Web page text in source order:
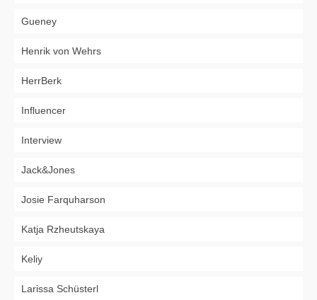
Gueney
Henrik von Wehrs
HerrBerk
Influencer
Interview
Jack&Jones
Josie Farquharson
Katja Rzheutskaya
Keliy
Larissa Schüsterl